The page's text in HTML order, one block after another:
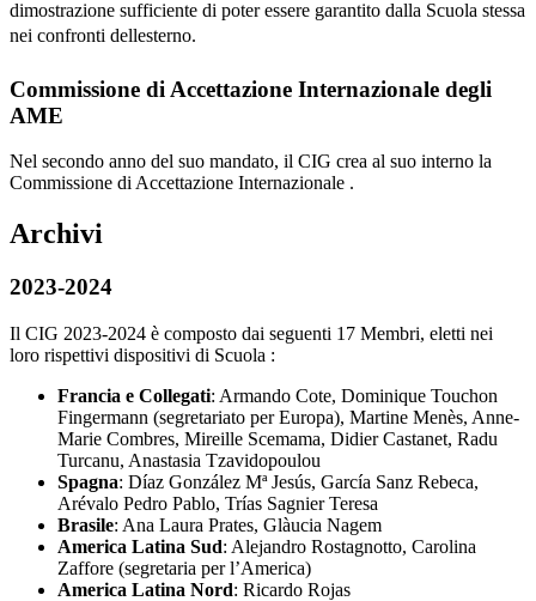
dimostrazione sufficiente di poter essere garantito dalla Scuola stessa
nei confronti dellesterno.
Commissione di Accettazione Internazionale degli
AME
Nel secondo anno del suo mandato, il CIG crea al suo interno la
Commissione di Accettazione Internazionale .
Archivi
2023-2024
Il CIG 2023-2024 è composto dai seguenti 17 Membri, eletti nei
loro rispettivi dispositivi di Scuola :
Francia e Collegati: Armando Cote, Dominique Touchon
Fingermann (segretariato per Europa), Martine Menès, Anne-
Marie Combres, Mireille Scemama, Didier Castanet, Radu
Turcanu, Anastasia Tzavidopoulou
Spagna: Díaz González Mª Jesús, García Sanz Rebeca,
Arévalo Pedro Pablo, Trías Sagnier Teresa
Brasile: Ana Laura Prates, Glàucia Nagem
America Latina Sud: Alejandro Rostagnotto, Carolina
Zaffore (segretaria per l’America)
America Latina Nord: Ricardo Rojas